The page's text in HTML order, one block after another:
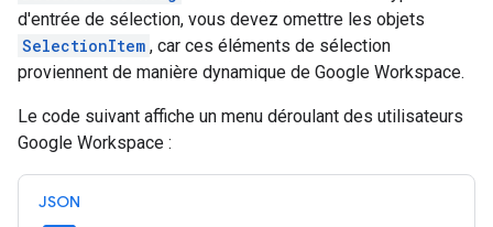
d'entrée de sélection, vous devez omettre les objets
SelectionItem , car ces éléments de sélection
proviennent de manière dynamique de Google Workspace.
Le code suivant affiche un menu déroulant des utilisateurs
Google Workspace :
JSON